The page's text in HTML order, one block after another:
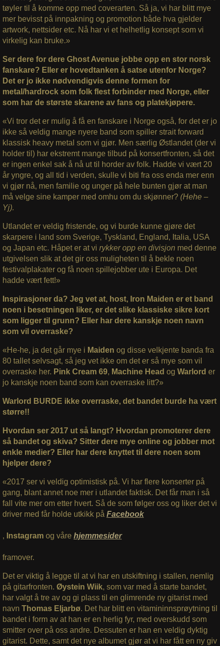
tøyler til å komme opp med coverarten. Så ja, vi har blitt mye
mer bevisst på innpakning og promotion både hva gjelder
artwork, nettsider etc. Nå har vi et helhetlig konsept som vi
virkelig kan bruke.»
Ser dere for dere Ghost Avenue jobbe opp en stor norsk
fanskare? Eller er hovedtanken å satse utenfor Norge?
Det er jo ikke nødvendigvis denne formen for
metal/hardrock som folk flest forbinder med Norge, eller
som har de største skarene av fans og platekjøpere.
«Vi tror det er mulig å få en fanskare i Norge også, for det er jo
ikke så veldig mange nyere band som spiller strait forward
klassisk heavy metal som vi gjør. Men særlig Østlandet (der vi
holder til) har ekstremt mange tilbud på konsertfronten, så det
er ingen enkel sak å nå ut til horder av folk. Hadde vi vært 20
år yngre, og all tid i verden, skulle vi biti fra oss enda mer enn
vi gjør nå, men familie og unger på hele bunten gjør at man
må velge sine kamper med omhu om du skjønner?(Hehe –
Yj).
Utlandet er veldig fristende, og vi burde kunne gjøre det
skarpere i land som Sverige, Tyskland, England, Italia, USA
og Japan etc. Håpet er at vi rykker opp en divisjon med denne
utgivelsen slik at det gir oss muligheten til å bekle noen
festivalplakater og få noen spillejobber ute i Europa. Det
hadde vært fett!»
Inspirasjoner da? Jeg vet at, host, Iron Maiden er et band
noen i besetningen liker, er det slike klassiske sikre kort
som ligger til grunn? Eller har dere kanskje noen navn
som vil overraske?
«He-he, ja det går mye i Maiden og disse velkjente banda fra
80 tallet selvsagt, så jeg vet ikke om det er så mye som vil
overraske her. Pink Cream 69, Machine Head og Warlord er
jo kanskje noen band som kan overraske litt?»
Warlord BURDE ikke overraske, det bandet burde ha vært
større!!
Hvordan ser 2017 ut så langt? Hvordan promoterer dere
så bandet og skiva? Sitter dere mye online og jobber mot
enkle medier? Eller har dere knyttet til dere noen som
hjelper dere?
«2017 ser vi veldig optimistisk på. Vi har flere konserter på
gang, blant annet noe mer i utlandet faktisk. Det får man i så
fall vite mer om etter hvert. Så de som følger oss og liker det vi
driver med får holde utkikk på Facebook
, Instagramog våre hjemmesider
framover.
Det er viktig å legge til at vi har en utskiftning i stallen, nemlig
på gitarfronten. Øystein Wiik, som var med å starte bandet,
har valgt å tre av og gi plass til en glimrende ny gitarist med
navn Thomas Eljarbø. Det har blitt en vitamininnsprøytning til
bandet i form av at han er en herlig fyr, med overskudd som
smitter over på oss andre. Dessuten er han en veldig dyktig
gitarist. Dette, samt det nye albumet gjør at vi har fått en ny giv